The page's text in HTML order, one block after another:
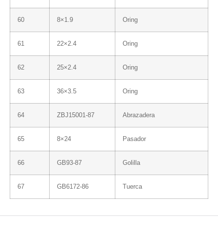
60 8×1.9 Oring
61 22×2.4 Oring
62 25×2.4 Oring
63 36×3.5 Oring
64 ZBJ15001-87 Abrazadera
65 8×24 Pasador
66 GB93-87 Golilla
67 GB6172-86 Tuerca